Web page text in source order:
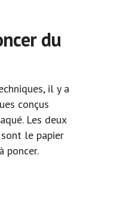
du
il y a
conçus
Les deux
le papier
poncer.